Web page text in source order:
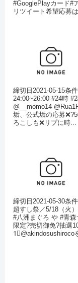
#GooglePlayカード#
リツイート希望応募
締切日2021-05-15条
24:00~26:00 #24時
@__momo14
垢、公式垢の応募
ろこしも❌リプに時...
締切日2021-05-30条
超すし祭／5/18（火
#八洲まぐろ や #青
限定?売切御免?抽選
1⃣@akindosushiroco